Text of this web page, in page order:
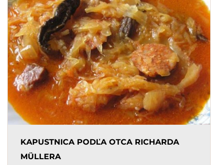
KAPUSTNICA PODĽA OTCA RICHARDA
MÜLLERA